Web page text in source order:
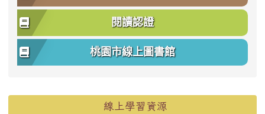
閱讀認證
桃園市線上圖書館
線上學習資源